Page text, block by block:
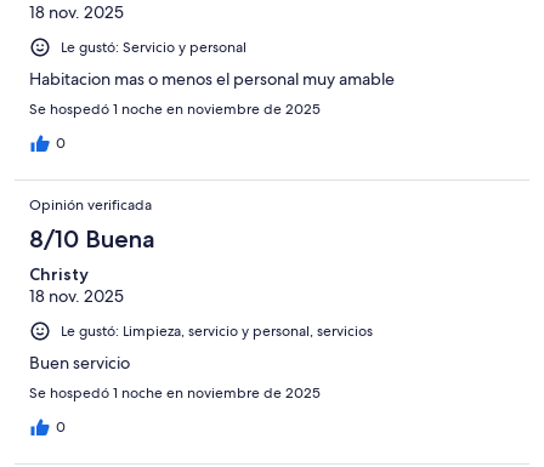
18 nov. 2025
Le gustó: Servicio y personal
Habitacion mas o menos el personal muy amable
Se hospedó 1 noche en noviembre de 2025
0
Opinión verificada
8/10 Buena
Christy
18 nov. 2025
Le gustó: Limpieza, servicio y personal, servicios
Buen servicio
Se hospedó 1 noche en noviembre de 2025
0